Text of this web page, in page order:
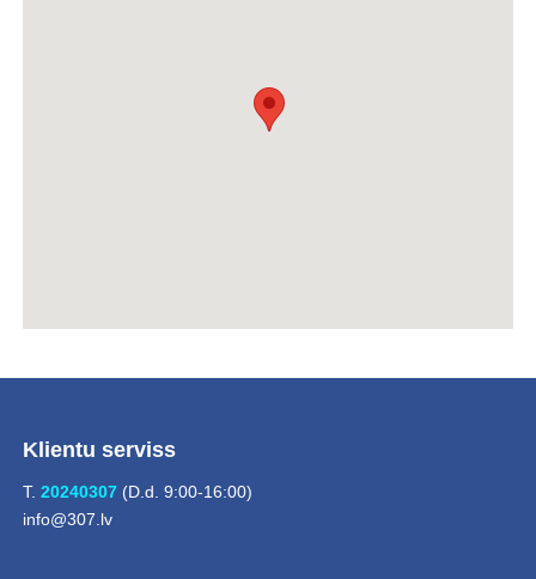
Klientu serviss
T. 20240307(D.d. 9:00-16:00)
info@307.lv